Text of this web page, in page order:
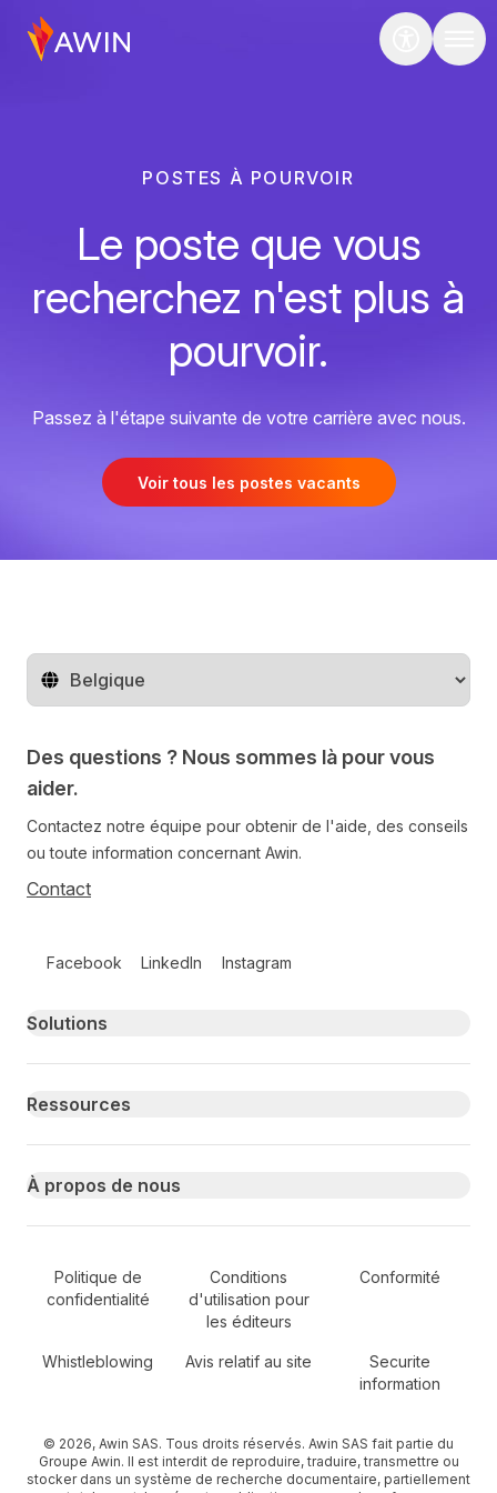
POSTES À POURVOIR
Le poste que vous
recherchez n'est plus à
pourvoir.
Passez à l'étape suivante de votre carrière avec nous.
Voir tous les postes vacants
Changer de pays
Des questions ? Nous sommes là pour vous
aider.
Contactez notre équipe pour obtenir de l'aide, des conseils
ou toute information concernant Awin.
Contact
Facebook LinkedIn Instagram
Primary footer navigation
Solutions
Ressources
À propos de nous
Secondary Footer Navigation
Politique de
confidentialité
Conditions
d'utilisation pour
les éditeurs
Conformité
Whistleblowing Avis relatif au site
Securite
information
© 2026, Awin SAS. Tous droits réservés. Awin SAS fait partie du
Groupe Awin. Il est interdit de reproduire, traduire, transmettre ou
stocker dans un système de recherche documentaire, partiellement